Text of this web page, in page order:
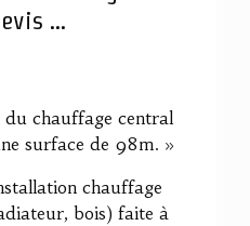
...
chauffage central
surface de 98m. »
chauffage
bois) faite à